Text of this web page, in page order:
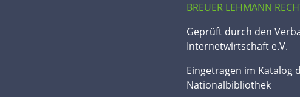
BREUER LEHMANN
Geprüft durch den
Internetwirtschaft e.V.
Eingetragen im Katalog
Nationalbibliothek